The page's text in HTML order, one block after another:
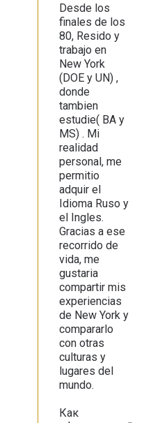
Desde los
finales de los
80, Resido y
trabajo en
New York
(DOE y UN) ,
donde
tambien
estudie( BA y
MS) . Mi
realidad
personal, me
permitio
adquir el
Idioma Ruso y
el Ingles.
Gracias a ese
recorrido de
vida, me
gustaria
compartir mis
experiencias
de New York y
compararlo
con otras
culturas y
lugares del
mundo.
Как